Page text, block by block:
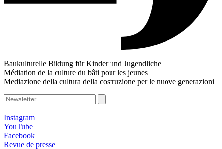
Baukulturelle Bildung für Kinder und Jugendliche
Médiation de la culture du bâti pour les jeunes
Mediazione della cultura della costruzione per le nuove generazioni
Instagram
YouTube
Facebook
Revue de presse